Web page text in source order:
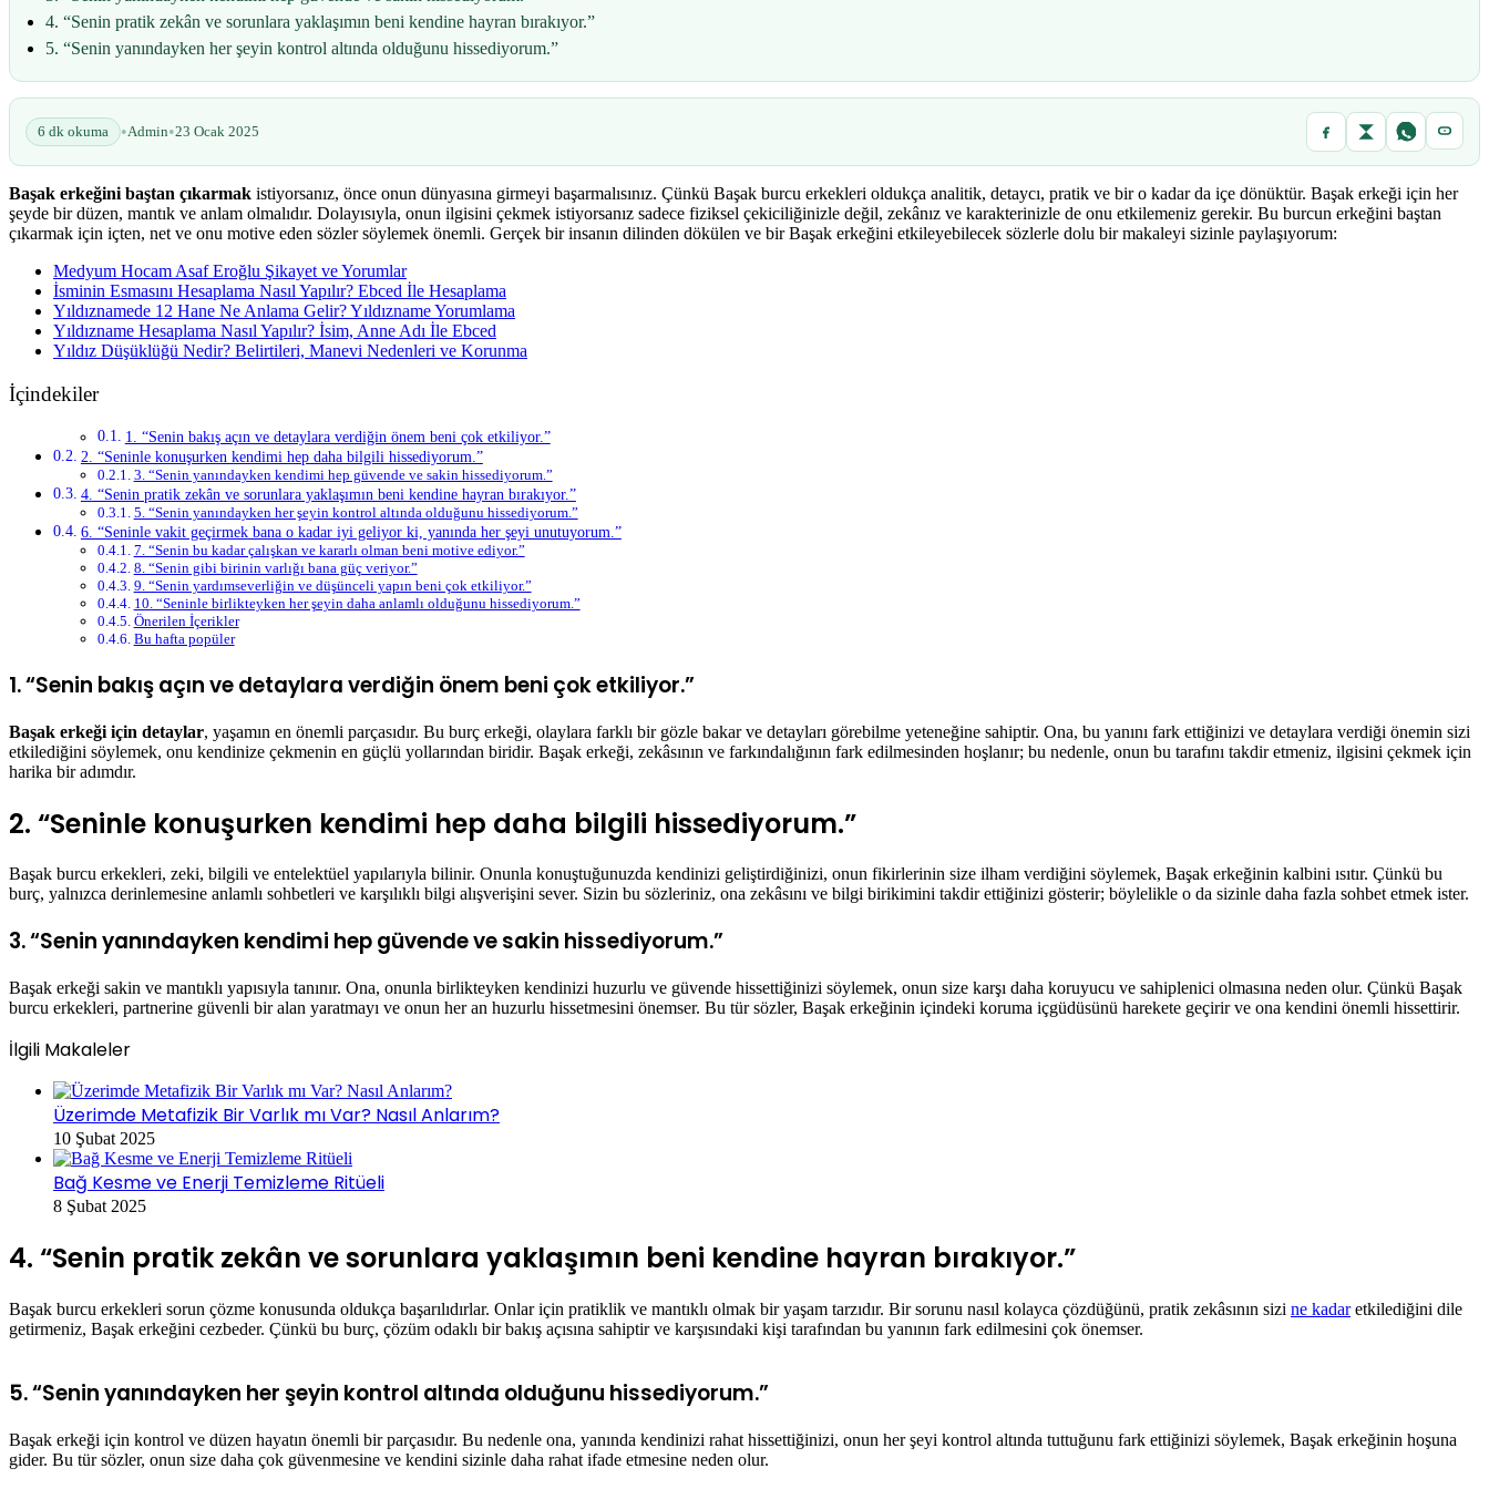
4. “Senin pratik zekân ve sorunlara yaklaşımın beni kendine hayran bırakıyor.”
5. “Senin yanındayken her şeyin kontrol altında olduğunu hissediyorum.”
6 dk okuma •Admin•23 Ocak 2025
Başak erkeğini baştan çıkarmak istiyorsanız, önce onun dünyasına girmeyi başarmalısınız. Çünkü Başak burcu erkekleri oldukça analitik, detaycı, pratik ve bir o kadar da içe dönüktür. Başak erkeği için her
şeyde bir düzen, mantık ve anlam olmalıdır. Dolayısıyla, onun ilgisini çekmek istiyorsanız sadece fiziksel çekiciliğinizle değil, zekânız ve karakterinizle de onu etkilemeniz gerekir. Bu burcun erkeğini baştan
çıkarmak için içten, net ve onu motive eden sözler söylemek önemli. Gerçek bir insanın dilinden dökülen ve bir Başak erkeğini etkileyebilecek sözlerle dolu bir makaleyi sizinle paylaşıyorum:
Medyum Hocam Asaf Eroğlu Şikayet ve Yorumlar
İsminin Esmasını Hesaplama Nasıl Yapılır? Ebced İle Hesaplama
Yıldıznamede 12 Hane Ne Anlama Gelir? Yıldızname Yorumlama
Yıldızname Hesaplama Nasıl Yapılır? İsim, Anne Adı İle Ebced
Yıldız Düşüklüğü Nedir? Belirtileri, Manevi Nedenleri ve Korunma
İçindekiler
1. “Senin bakış açın ve detaylara verdiğin önem beni çok etkiliyor.”
2. “Seninle konuşurken kendimi hep daha bilgili hissediyorum.”
3. “Senin yanındayken kendimi hep güvende ve sakin hissediyorum.”
4. “Senin pratik zekân ve sorunlara yaklaşımın beni kendine hayran bırakıyor.”
5. “Senin yanındayken her şeyin kontrol altında olduğunu hissediyorum.”
6. “Seninle vakit geçirmek bana o kadar iyi geliyor ki, yanında her şeyi unutuyorum.”
7. “Senin bu kadar çalışkan ve kararlı olman beni motive ediyor.”
8. “Senin gibi birinin varlığı bana güç veriyor.”
9. “Senin yardımseverliğin ve düşünceli yapın beni çok etkiliyor.”
10. “Seninle birlikteyken her şeyin daha anlamlı olduğunu hissediyorum.”
Önerilen İçerikler
Bu hafta popüler
1.“Senin bakış açın ve detaylara verdiğin önem beni çok etkiliyor.”
Başak erkeği için detaylar, yaşamın en önemli parçasıdır. Bu burç erkeği, olaylara farklı bir gözle bakar ve detayları görebilme yeteneğine sahiptir. Ona, bu yanını fark ettiğinizi ve detaylara verdiği önemin sizi
etkilediğini söylemek, onu kendinize çekmenin en güçlü yollarından biridir. Başak erkeği, zekâsının ve farkındalığının fark edilmesinden hoşlanır; bu nedenle, onun bu tarafını takdir etmeniz, ilgisini çekmek için
harika bir adımdır.
2. “Seninle konuşurken kendimi hep daha bilgili hissediyorum.”
Başak burcu erkekleri, zeki, bilgili ve entelektüel yapılarıyla bilinir. Onunla konuştuğunuzda kendinizi geliştirdiğinizi, onun fikirlerinin size ilham verdiğini söylemek, Başak erkeğinin kalbini ısıtır. Çünkü bu
burç, yalnızca derinlemesine anlamlı sohbetleri ve karşılıklı bilgi alışverişini sever. Sizin bu sözleriniz, ona zekâsını ve bilgi birikimini takdir ettiğinizi gösterir; böylelikle o da sizinle daha fazla sohbet etmek ister.
3.“Senin yanındayken kendimi hep güvende ve sakin hissediyorum.”
Başak erkeği sakin ve mantıklı yapısıyla tanınır. Ona, onunla birlikteyken kendinizi huzurlu ve güvende hissettiğinizi söylemek, onun size karşı daha koruyucu ve sahiplenici olmasına neden olur. Çünkü Başak
burcu erkekleri, partnerine güvenli bir alan yaratmayı ve onun her an huzurlu hissetmesini önemser. Bu tür sözler, Başak erkeğinin içindeki koruma içgüdüsünü harekete geçirir ve ona kendini önemli hissettirir.
İlgili Makaleler
Üzerimde Metafizik Bir Varlık mı Var? Nasıl Anlarım?
10 Şubat 2025
Bağ Kesme ve Enerji Temizleme Ritüeli
8 Şubat 2025
4. “Senin pratik zekân ve sorunlara yaklaşımın beni kendine hayran bırakıyor.”
Başak burcu erkekleri sorun çözme konusunda oldukça başarılıdırlar. Onlar için pratiklik ve mantıklı olmak bir yaşam tarzıdır. Bir sorunu nasıl kolayca çözdüğünü, pratik zekâsının sizi ne kadaretkilediğini dile
getirmeniz, Başak erkeğini cezbeder. Çünkü bu burç, çözüm odaklı bir bakış açısına sahiptir ve karşısındaki kişi tarafından bu yanının fark edilmesini çok önemser.
5.“Senin yanındayken her şeyin kontrol altında olduğunu hissediyorum.”
Başak erkeği için kontrol ve düzen hayatın önemli bir parçasıdır. Bu nedenle ona, yanında kendinizi rahat hissettiğinizi, onun her şeyi kontrol altında tuttuğunu fark ettiğinizi söylemek, Başak erkeğinin hoşuna
gider. Bu tür sözler, onun size daha çok güvenmesine ve kendini sizinle daha rahat ifade etmesine neden olur.